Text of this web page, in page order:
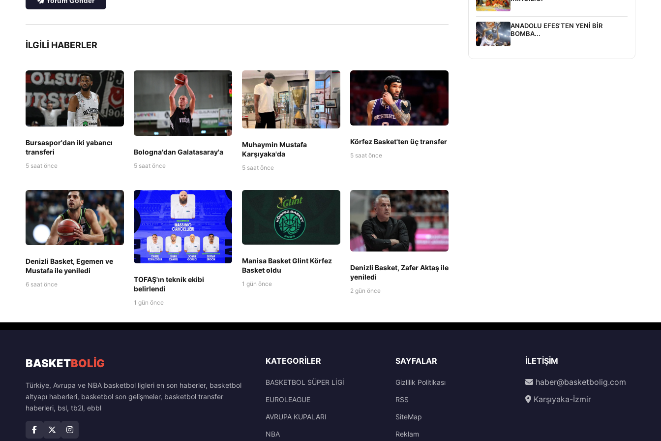
İLGILI HABERLER
Bursaspor'dan iki yabancı
transferi
5 saat önce
Bologna'dan Galatasaray'a
5 saat önce
Muhaymin Mustafa
Karşıyaka'da
5 saat önce
Körfez Basket'ten üç transfer
5 saat önce
Denizli Basket, Egemen ve
Mustafa ile yeniledi
6 saat önce
TOFAŞ'ın teknik ekibi
belirlendi
1 gün önce
Manisa Basket Glint Körfez
Basket oldu
1 gün önce
Denizli Basket, Zafer Aktaş ile
yeniledi
2 gün önce
ANADOLU EFES'TEN YENİ BİR
BOMBA...
BASKETBOLİG
Türkiye, Avrupa ve NBA basketbol ligleri en son haberler, basketbol
altyapı haberleri, basketbol son gelişmeler, basketbol transfer
haberleri, bsl, tb2l, ebbl
KATEGORILER
BASKETBOL SÜPER LİGİ
EUROLEAGUE
AVRUPA KUPALARI
NBA
SAYFALAR
Gizlilik Politikası
RSS
SiteMap
Reklam
İLETIŞIM
haber@basketbolig.com
Karşıyaka-İzmir